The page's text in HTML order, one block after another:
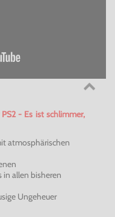
- Es ist schlimmer,
atmosphärischen
in allen bisheren
Ungeheuer